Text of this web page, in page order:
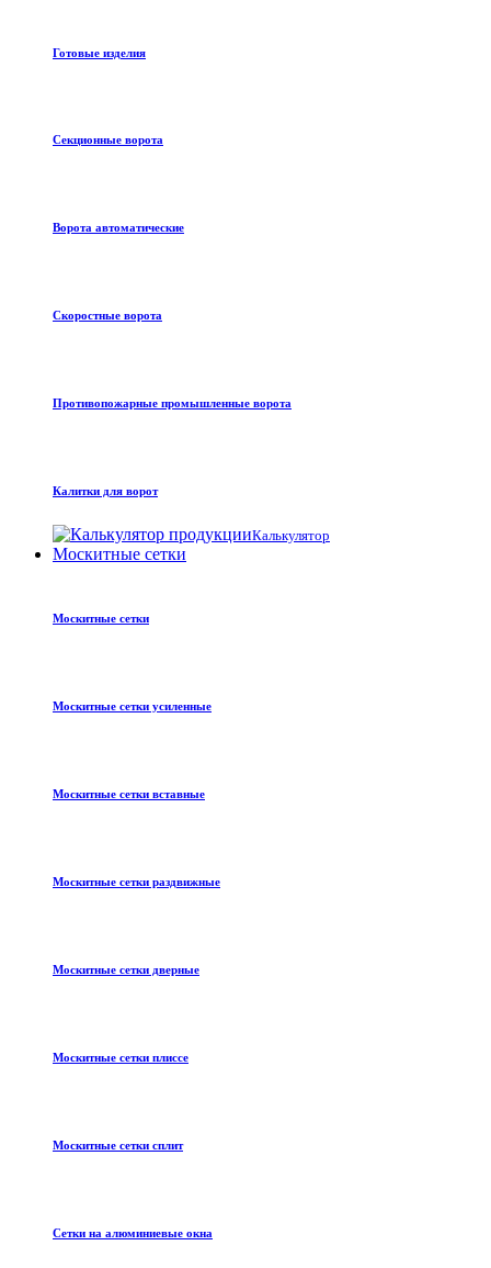
Готовые изделия
Секционные ворота
Ворота автоматические
Скоростные ворота
Противопожарные промышленные ворота
Калитки для ворот
Калькулятор
Москитные сетки
Москитные сетки
Москитные сетки усиленные
Москитные сетки вставные
Москитные сетки раздвижные
Москитные сетки дверные
Москитные сетки плиссе
Москитные сетки сплит
Сетки на алюминиевые окна